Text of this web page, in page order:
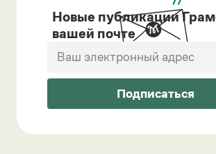
Новые публикации
вашей почте
Подписаться